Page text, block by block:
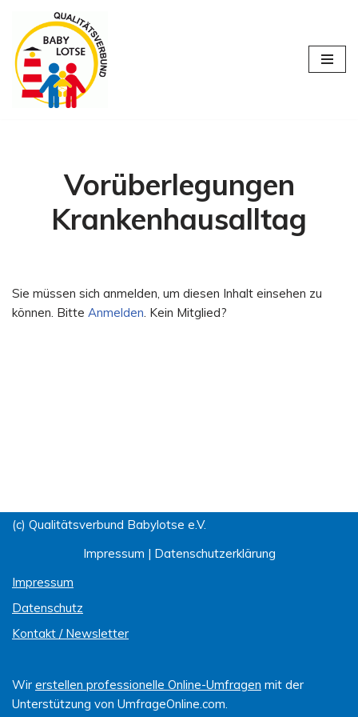
Zum
Inhalt
springen
Vorüberlegungen
Krankenhausalltag
Sie müssen sich anmelden, um diesen Inhalt einsehen zu
können. Bitte Anmelden. Kein Mitglied?
(c) Qualitätsverbund Babylotse e.V.
Impressum | Datenschutzerklärung
Impressum
Datenschutz
Kontakt / Newsletter
Wir erstellen professionelle Online-Umfragen mit der
Unterstützung von UmfrageOnline.com.